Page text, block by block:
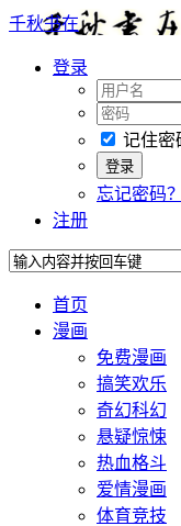
千秋书在
登录
记住密
忘记密码？
注册
首页
漫画
免费漫画
搞笑欢乐
奇幻科幻
悬疑惊悚
热血格斗
爱情漫画
体育竞技